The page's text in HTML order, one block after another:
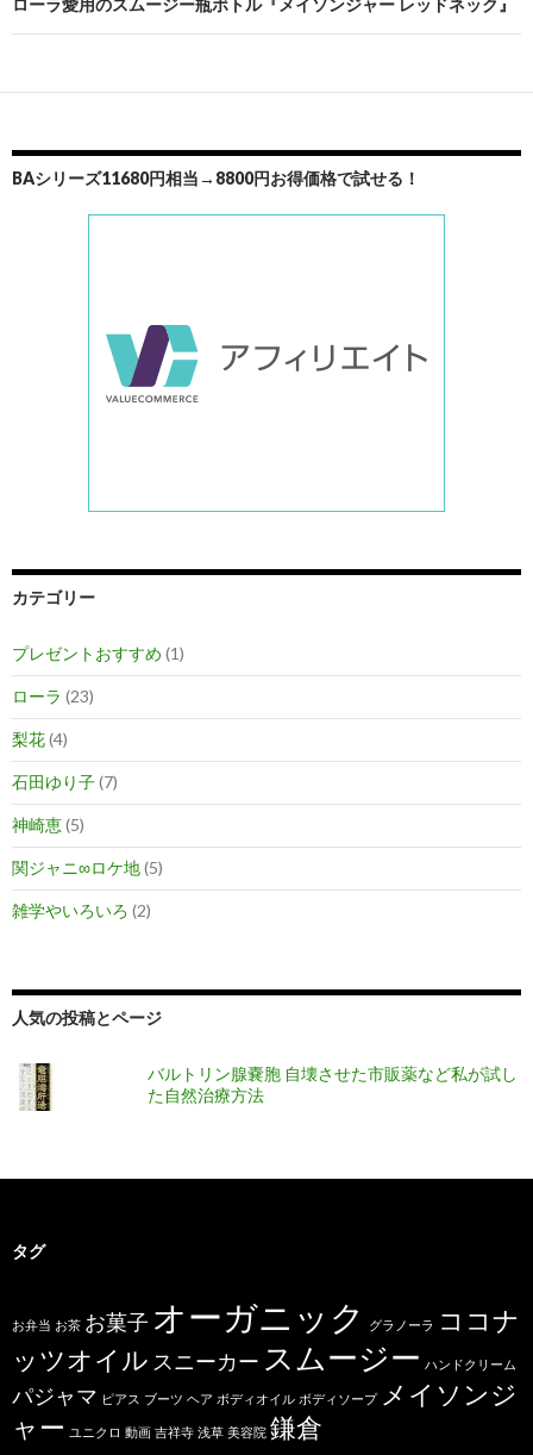
稿
ビ
ー
BAシリーズ11680円相当→8800円お得価格で試せる！
カテゴリー
プレゼントおすすめ (1)
ローラ (23)
梨花(4)
石田ゆり子(7)
神崎恵(5)
関ジャニ∞ロケ地(5)
雑学やいろいろ (2)
人気の投稿とページ
バルトリン腺嚢胞 自壊させた市販薬など私が試し
た自然治療方法
タグ
お弁当 お茶 お菓子 オーガニック グラノーラ
ココナ
ッツオイル スニーカー スムージー ハンドクリーム
パジャマ ピアス ブーツ ヘア ボディオイル ボディソープ
メイソンジ
ャー ユニクロ 動画 吉祥寺 浅草 美容院 鎌倉